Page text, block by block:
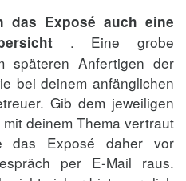
das Exposé auch eine
. Eine grobe
späteren Anfertigen der
bei deinem anfänglichen
Gib dem jeweiligen
deinem Thema vertraut
das Exposé daher vor
per E-Mail raus.